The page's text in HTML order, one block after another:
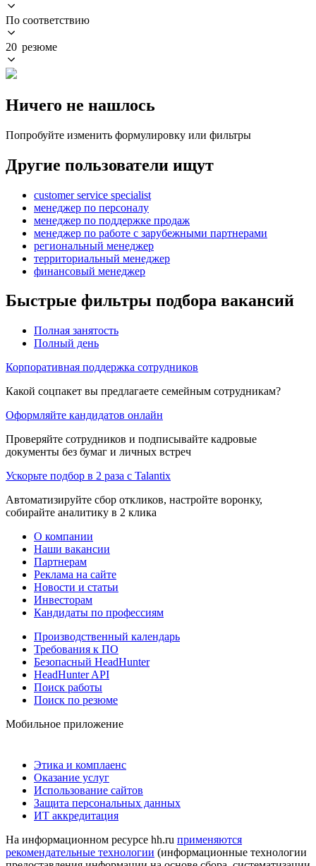
По соответствию
20 резюме
Ничего не нашлось
Попробуйте изменить формулировку или фильтры
Другие пользователи ищут
customer service specialist
менеджер по персоналу
менеджер по поддержке продаж
менеджер по работе с зарубежными партнерами
региональный менеджер
территориальный менеджер
финансовый менеджер
Быстрые фильтры подбора вакансий
Полная занятость
Полный день
Корпоративная поддержка сотрудников
Какой соцпакет вы предлагаете семейным сотрудникам?
Оформляйте кандидатов онлайн
Проверяйте сотрудников и подписывайте кадровые
документы без бумаг и личных встреч
Ускорьте подбор в 2 раза с Talantix
Автоматизируйте сбор откликов, настройте воронку,
собирайте аналитику в 2 клика
О компании
Наши вакансии
Партнерам
Реклама на сайте
Новости и статьи
Инвесторам
Кандидаты по профессиям
Производственный календарь
Требования к ПО
Безопасный HeadHunter
HeadHunter API
Поиск работы
Поиск по резюме
Мобильное приложение
Этика и комплаенс
Оказание услуг
Использование сайтов
Защита персональных данных
ИТ аккредитация
На информационном ресурсе hh.ru применяются
рекомендательные технологии (информационные технологии